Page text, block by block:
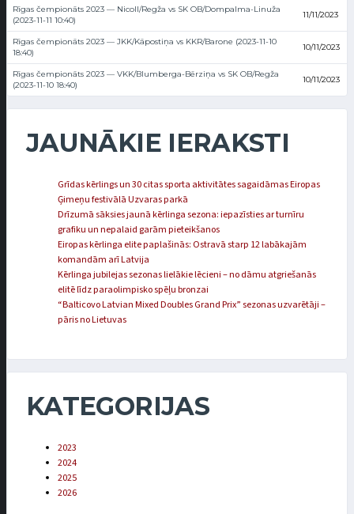
Rīgas čempionāts 2023 — Nicoll/Regža vs SK OB/Dompalma-Linuža
(2023-11-11 10:40)
11/11/2023
Rīgas čempionāts 2023 — JKK/Kāpostiņa vs KKR/Barone (2023-11-10
18:40)
10/11/2023
Rīgas čempionāts 2023 — VKK/Blumberga-Bērziņa vs SK OB/Regža
(2023-11-10 18:40)
10/11/2023
JAUNĀKIE IERAKSTI
Grīdas kērlings un 30 citas sporta aktivitātes sagaidāmas Eiropas
Ģimeņu festivālā Uzvaras parkā
Drīzumā sāksies jaunā kērlinga sezona: iepazīsties ar turnīru
grafiku un nepalaid garām pieteikšanos
Eiropas kērlinga elite paplašinās: Ostravā starp 12 labākajām
komandām arī Latvija
Kērlinga jubilejas sezonas lielākie lēcieni – no dāmu atgriešanās
elitē līdz paraolimpisko spēļu bronzai
“Balticovo Latvian Mixed Doubles Grand Prix” sezonas uzvarētāji –
pāris no Lietuvas
KATEGORIJAS
2023
2024
2025
2026